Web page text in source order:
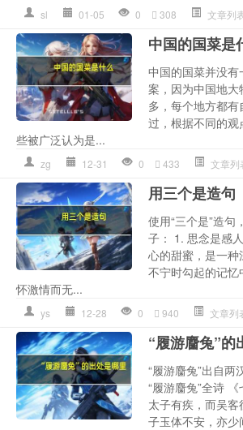
sl 01-05 0 308 文章列
中国的国菜是
中国的国菜并没
案，因为中国地
多，每个地方都
过，根据不同的
些被广泛认为是...
zg 12-31 0 433 文章列
用三个是造句
使用“三个是”造句
子： 1. 思念是感
心的甜蜜，是一
不宁时勾起的记
怀激情而无...
ys 12-28 0 940 文章列
“履游麕兔”的
“履游麕兔”出自两
“履游麕兔”全诗
太子有疾，而吴客
子玉体不安，亦少